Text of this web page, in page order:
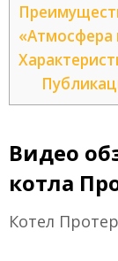
«Атмосфера
Видео
котла
Котел